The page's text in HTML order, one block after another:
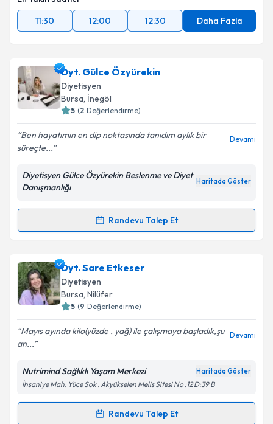
11:30
12:00 12:30 Daha Fazla
Dyt. Gülce Özyürekin
Diyetisyen
Bursa, İnegöl
5 (2 Değerlendirme)
Ben hayatımın en dip noktasında tanıdım aylık bir
süreçte...
Devamı
Diyetisyen Gülce Özyürekin Beslenme ve Diyet
Danışmanlığı
Haritada Göster
Randevu Talep Et
Randevu Takvimi Talebi
Dyt. Gülce Özyürekiniçin randevu takvimi talebi
oluşturun. Size bu uzmandan randevu almanız için bir
takvim hazırlandığında e-posta ile bilgilendireceğiz.
Kişisel verilerimin işlenmesine ilişkin
Aydınlatma
Metni'ni okudum ve kişisel verilerimin belirtilen
kapsamda işlenmesini kabul ediyorum.
Dyt. Sare Etkeser
Diyetisyen
Bursa, Nilüfer
5 (9 Değerlendirme)
Mayıs ayında kilo(yüzde . yağ) ile çalışmaya başladık,şu
an...
Devamı
Nutrimind Sağlıklı Yaşam Merkezi Haritada Göster
İhsaniye Mah. Yüce Sok . Akyükselen Melis Sitesi No :12 D:39 B
Randevu Talep Et
Randevu Takvimi Talebi